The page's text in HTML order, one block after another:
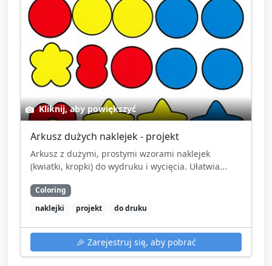
Kliknij, aby powiększyć
Arkusz dużych naklejek - projekt
Arkusz z dużymi, prostymi wzorami naklejek
(kwiatki, kropki) do wydruku i wycięcia. Ułatwia...
Coloring
naklejki
projekt do druku
🎉 Zarejestruj się, aby pobrać